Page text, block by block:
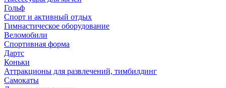
Гольф
Спорт и активный отдых
Гимнастическое оборудование
Веломобили
Спортивная форма
Дартс
Коньки
Аттракционы для развлечений, тимбилдинг
Самокаты